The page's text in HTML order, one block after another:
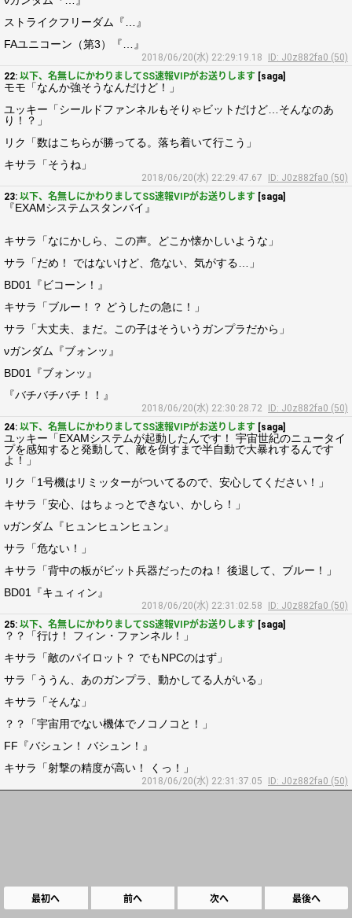
ストライクフリーダム『…』
FAユニコーン（第3）『…』
2018/06/20(水) 22:29:19.18
ID: J0z882fa0 (50)
22: 以下、名無しにかわりましてSS速報VIPがお送りします [saga]
モモ「なんか強そうなんだけど！」
ユッキー「シールドファンネルもそりゃビットだけど…そんなのあ
り！？」
リク「数はこちらが勝ってる。落ち着いて行こう」
キサラ「そうね」
2018/06/20(水) 22:29:47.67
ID: J0z882fa0 (50)
23: 以下、名無しにかわりましてSS速報VIPがお送りします [saga]
『EXAMシステムスタンバイ』
キサラ「なにかしら、この声。どこか懐かしいような」
サラ「だめ！ ではないけど、危ない、気がする…」
BD01『ビコーン！』
キサラ「ブルー！？ どうしたの急に！」
サラ「大丈夫、まだ。この子はそういうガンプラだから」
νガンダム『ブォンッ』
BD01『ブォンッ』
『バチバチバチ！！』
2018/06/20(水) 22:30:28.72
ID: J0z882fa0 (50)
24: 以下、名無しにかわりましてSS速報VIPがお送りします [saga]
ユッキー「EXAMシステムが起動したんです！ 宇宙世紀のニュータイ
プを感知すると発動して、敵を倒すまで半自動で大暴れするんです
よ！」
リク「1号機はリミッターがついてるので、安心してください！」
キサラ「安心、はちょっとできない、かしら！」
νガンダム『ヒュンヒュンヒュン』
サラ「危ない！」
キサラ「背中の板がビット兵器だったのね！ 後退して、ブルー！」
BD01『キュィィン』
2018/06/20(水) 22:31:02.58
ID: J0z882fa0 (50)
25: 以下、名無しにかわりましてSS速報VIPがお送りします [saga]
？？「行け！ フィン・ファンネル！」
キサラ「敵のパイロット？ でもNPCのはず」
サラ「ううん、あのガンプラ、動かしてる人がいる」
キサラ「そんな」
？？「宇宙用でない機体でノコノコと！」
FF『バシュン！ バシュン！』
キサラ「射撃の精度が高い！ くっ！」
2018/06/20(水) 22:31:37.05 ID: J0z882fa0 (50)
最初へ 前へ 次へ 最後へ